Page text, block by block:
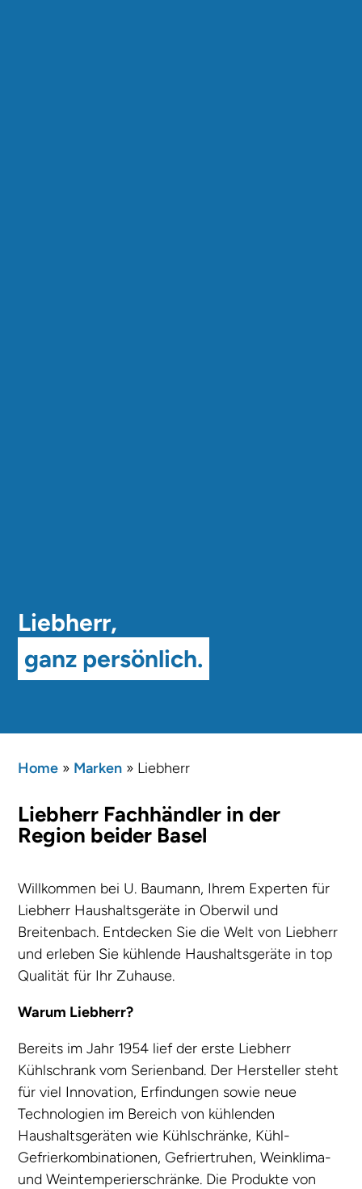
Liebherr,
ganz persönlich.
Home » Marken » Liebherr
Liebherr Fachhändler in der
Region beider Basel
Willkommen bei U. Baumann, Ihrem Experten für
Liebherr Haushaltsgeräte in Oberwil und
Breitenbach. Entdecken Sie die Welt von Liebherr
und erleben Sie kühlende Haushaltsgeräte in top
Qualität für Ihr Zuhause.
Warum Liebherr?
Bereits im Jahr 1954 lief der erste Liebherr
Kühlschrank vom Serienband. Der Hersteller steht
für viel Innovation, Erfindungen sowie neue
Technologien im Bereich von kühlenden
Haushaltsgeräten wie Kühlschränke, Kühl-
Gefrierkombinationen, Gefriertruhen, Weinklima-
und Weintemperierschränke. Die Produkte von